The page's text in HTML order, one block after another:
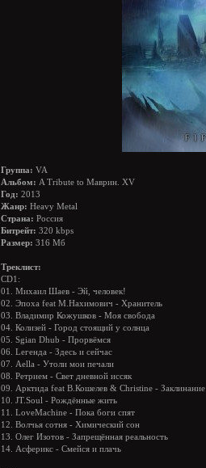
Группа: VA
Альбом: A Tribute to Маврин. XV
Год: 2013
Жанр: Heavy Metal
Страна: Россия
Битрейт: 320 kbps
Размер: 316 Мб
Треклист:
CD1:
01. Михаил Шаев - Эй, человек!
02. Эпоха feat М.Нахимович - Хранитель
03. Владимир Кожушков - Моя свобода
04. Колизей - Город стоящий у солнца
05. Sgian Dhub - Прорвёмся
06. Lегенда - Здесь и сейчас
07. Aella - Утоли мои печали
08. Ретрием - Свет дневной иссяк
09. Арктида feat В.Кошелев & Christine - Заклинание
10. JT.Soul - Рождённые жить
11. LoveMachine - Пока боги спят
12. Волчья сотня - Химический сон
13. Олег Изотов - Запрещённая реальность
14. Асферикс - Смейся и плачь